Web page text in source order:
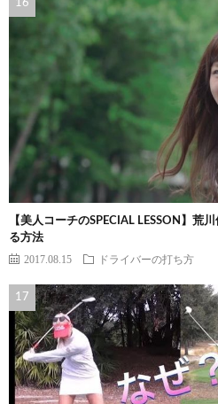
【美人コーチのSPECIAL LESSON】荒
る方法
2017.08.15 ドライバーの打ち方